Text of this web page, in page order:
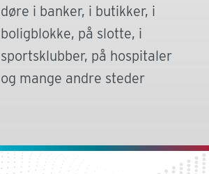
døre i banker, i butikker, i
boligblokke, på slotte, i
sportsklubber, på hospitaler
og mange andre steder